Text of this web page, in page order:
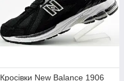
Кросівки New Balance 1906